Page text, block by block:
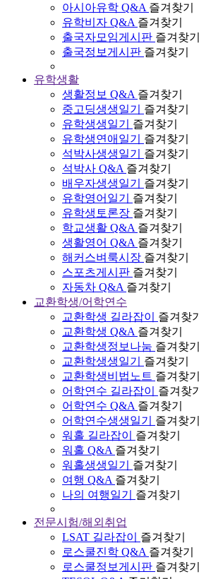
아시아유학 Q&A 즐겨찾기
유학비자 Q&A 즐겨찾기
출국자모임게시판 즐겨찾기
출국정보게시판 즐겨찾기
유학생활
생활정보 Q&A 즐겨찾기
중고딩생생일기
즐겨찾기
유학생생일기
즐겨찾기
유학생연애일기
즐겨찾기
석박사생생일기
즐겨찾기
석박사 Q&A 즐겨찾기
배우자생생일기
즐겨찾기
유학영어일기
즐겨찾기
유학생토론장 즐겨찾기
학교생활 Q&A 즐겨찾기
생활영어 Q&A 즐겨찾기
해커스벼룩시장 즐겨찾기
스포츠게시판 즐겨찾기
자동차 Q&A 즐겨찾기
교환학생/어학연수
교환학생 길라잡이
즐겨찾기
교환학생 Q&A 즐겨찾기
교환학생정보나눔 즐겨찾기
교환학생생일기
즐겨찾기
교환학생비법노트 즐겨찾기
어학연수 길라잡이
즐겨찾기
어학연수 Q&A 즐겨찾기
어학연수생생일기
즐겨찾기
워홀 길라잡이
즐겨찾기
워홀 Q&A 즐겨찾기
워홀생생일기
즐겨찾기
여행 Q&A 즐겨찾기
나의 여행일기
즐겨찾기
전문시험/해외취업
LSAT 길라잡이
즐겨찾기
로스쿨진학 Q&A 즐겨찾기
로스쿨정보게시판 즐겨찾기